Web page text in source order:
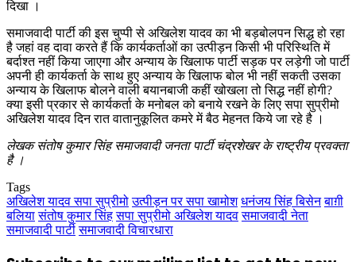
दिखा ।
समाजवादी पार्टी की इस चुप्पी से अखिलेश यादव का भी बड़बोलपन सिद्ध हो रहा
है जहां वह दावा करते हैं कि कार्यकर्ताओं का उत्पीड़न किसी भी परिस्थिति में
बर्दाश्त नहीं किया जाएगा और अन्याय के खिलाफ पार्टी सड़क पर लड़ेगी जो पार्टी
अपनी ही कार्यकर्ता के साथ हुए अन्याय के खिलाफ बोल भी नहीं सकती उसका
अन्याय के खिलाफ बोलने वाली बयानबाजी कहीं खोखला तो सिद्ध नहीं होगी?
क्या इसी प्रकार से कार्यकर्ता के मनोबल को बनाये रखने के लिए सपा सुप्रीमो
अखिलेश यादव दिन रात वातानुकूलित कमरे में बैठ मेहनत किये जा रहे है ।
लेखक संतोष कुमार सिंह समाजवादी जनता पार्टी चंद्रशेखर के राष्ट्रीय प्रवक्ता
है ।
Tags
अखिलेश यादव सपा सुप्रीमो उत्पीड़न पर सपा खामोश धनंजय सिंह बिसेन बाग़ी
बलिया संतोष कुमार सिंह सपा सुप्रीमो अखिलेश यादव समाजवादी नेता
समाजवादी पार्टी समाजवादी विचारधारा